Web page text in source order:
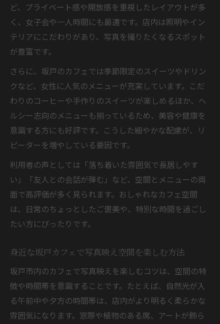
ど、プライベート感や開放感を重視したレイアウトが多
く、女子会や一人時間にも最適です。店内は照明やイン
テリアにこだわりがあり、写真を撮りたくなるスポット
が豊富です。
さらに、坂戸のカフェでは季節限定のスイーツやドリン
クなど、女性に人気のメニューが充実しています。こだ
わりのコーヒーや手作りのスイーツが楽しめるほか、ヘ
ルシー志向のメニューも揃っているため、美容や健康を
意識する方にも好評です。こうした細やかな配慮が、リ
ピーターを増やしている要因です。
利用者の声としては「落ち着いた雰囲気で長居しやす
い」「友人との会話が弾む」など、空間とメニューの両
面で高評価が多く見られます。おしゃれなカフェ空間
は、日常のちょっとしたご褒美や、特別な時間を過ごし
たい方にぴったりです。
身近な坂戸カフェで写真映え空間を楽しむ方法
坂戸市内のカフェで写真映えを楽しむコツは、空間の特
徴や時間帯を意識することです。たとえば、自然光が入
る午前中や夕方の時間帯は、店内がより明るく柔らかな
雰囲気になります。窓際や植物のある席、アートが飾ら